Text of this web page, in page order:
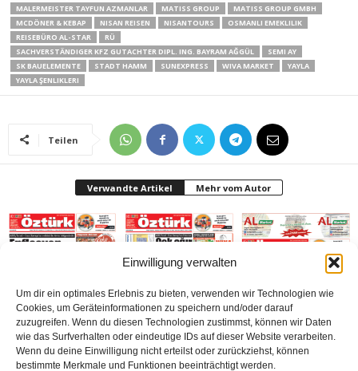
Einwilligung verwalten
Um dir ein optimales Erlebnis zu bieten, verwenden wir Technologien wie
Cookies, um Geräteinformationen zu speichern und/oder darauf
zuzugreifen. Wenn du diesen Technologien zustimmst, können wir Daten
wie das Surfverhalten oder eindeutige IDs auf dieser Website verarbeiten.
Wenn du deine Einwilligung nicht erteilst oder zurückziehst, können
bestimmte Merkmale und Funktionen beeinträchtigt werden.
MALERMEISTER TAYFUN AZMANLAR
MATISS GROUP
MATISS GROUP GMBH
MCDÖNER & KEBAP
NISAN REISEN NISANTOURS
OSMANLI EMEKLILIK
REISEBÜRO AL-STAR
RÜ
SACHVERSTÄNDIGER KFZ GUTACHTER DIPL. ING. BAYRAM AĞGÜL
SEMI AY
SK BAUELEMENTE
STADT HAMM SUNEXPRESS WIVA MARKET
YAYLA
YAYLA ŞENLIKLERI
Teilen
Verwandte Artikel Mehr vom Autor
Gazetesi Sayı 414
(Mayıs 2026) Bielefeld
Gazetesi-Sayı 413
(Nisan 2026) Bielefeld
Gazetesi Sayı 412 (Mart
2026) Bielefeld